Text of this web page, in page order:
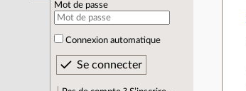
Mot de passe
Connexion automatique